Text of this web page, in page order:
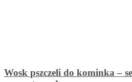
Wosk pszczeli do kominka –